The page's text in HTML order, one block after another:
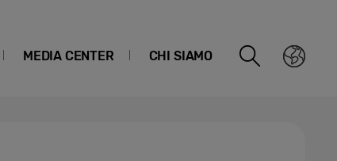
MEDIA CENTER CHI SIAMO